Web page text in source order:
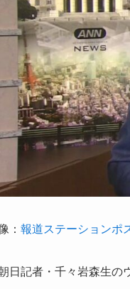
： 報道ステーションポ
日記者・千々岩森生の